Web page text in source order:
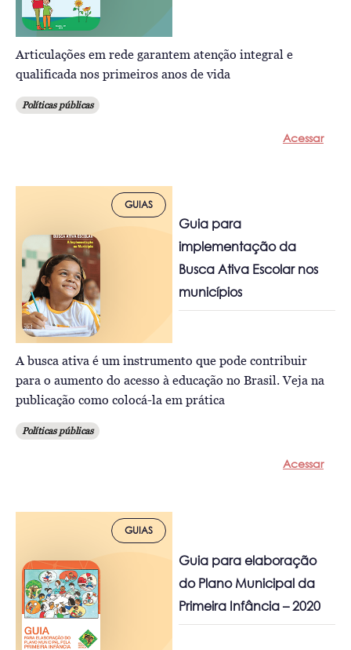
Articulações em rede garantem atenção integral e
qualificada nos primeiros anos de vida
Políticas públicas
Acessar
GUIAS
Guia para
implementação da
Busca Ativa Escolar nos
municípios
A busca ativa é um instrumento que pode contribuir
para o aumento do acesso à educação no Brasil. Veja na
publicação como colocá-la em prática
Políticas públicas
Acessar
GUIAS
Guia para elaboração
do Plano Municipal da
Primeira Infância – 2020